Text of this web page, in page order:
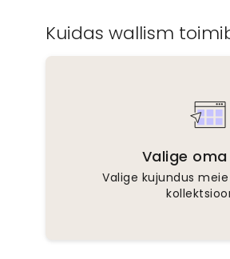
Kuidas wallism
Valige
Valige kujundus